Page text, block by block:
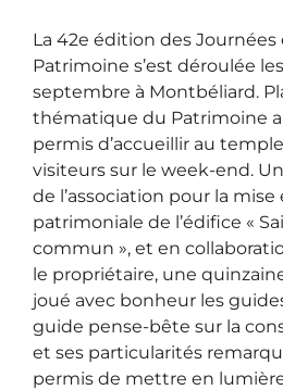
La 42e édition des
Patrimoine s’est déroulée
septembre à Montbéliard.
thématique du Patrimoine
permis d’accueillir au
visiteurs sur le week-end.
de l’association pour la mise
patrimoniale de l’édifice «
commun », et en
le propriétaire, une
joué avec bonheur les
guide pense-bête sur la
et ses particularités
permis de mettre en